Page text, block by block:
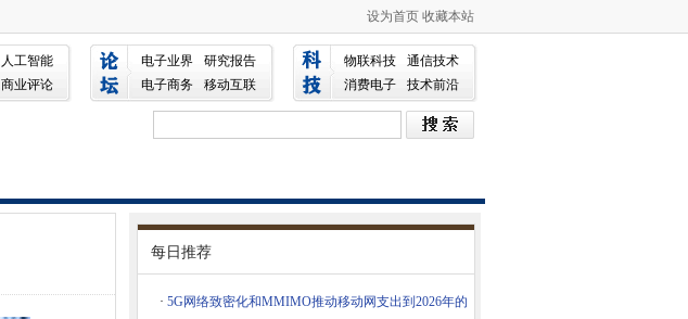
设为首页 收藏本站
人工智能
商业评论
电子业界
研究报告
电子商务
移动互联
物联科技
通信技术
消费电子
技术前沿
每日推荐
· 5G网络致密化和MMIMO推动移动网支出到2026年的